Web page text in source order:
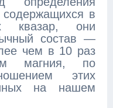
содержащихся в
квазар, они
состав —
чем в 10 раз
магния, по
этих
на нашем